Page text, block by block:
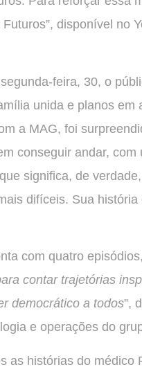
disponível no
feira, 30, o
unida e planos em
a MAG, foi
conseguir andar,
significa, de
difíceis. Sua
com quatro
contar trajetórias
democrático a todos”,
e operações do
as histórias do médico